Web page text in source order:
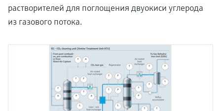
растворителей для поглощения двуокиси углерода
из газового потока.